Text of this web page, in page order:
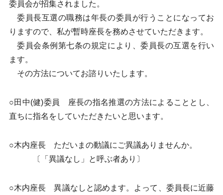
委員会が招集されました。
委員長互選の職務は年長の委員が行うことになってお
りますので、私が暫時座長を務めさせていただきます。
委員会条例第七条の規定により、委員長の互選を行い
ます。
その方法についてお諮りいたします。
○田中(健)委員 座長の指名推選の方法によることとし、
直ちに指名をしていただきたいと思います。
○木内座長 ただいまの動議にご異議ありませんか。
〔「異議なし」と呼ぶ者あり〕
○木内座長 異議なしと認めます。よって、委員長に近藤